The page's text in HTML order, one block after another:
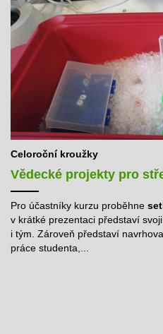
Celoroční kroužky
Vědecké projekty pro
Pro účastníky kurzu proběhne
v krátké prezentaci představí
i tým. Zároveň představí
práce studenta,...